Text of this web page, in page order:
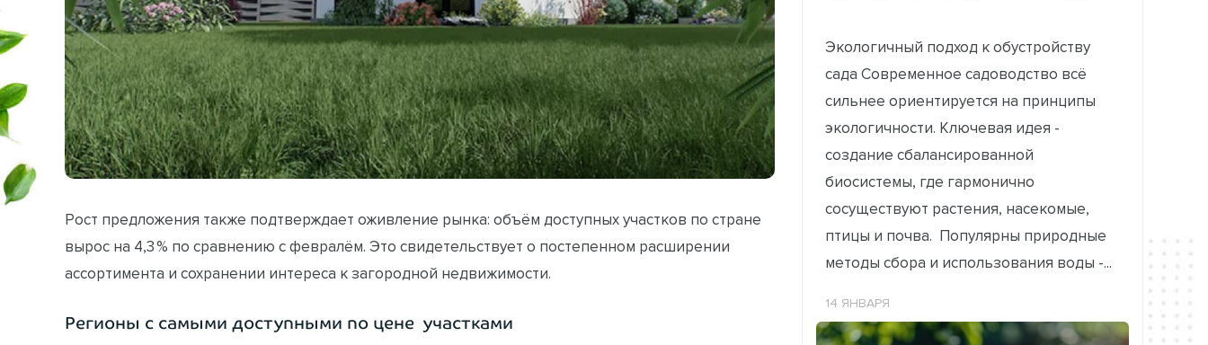
Рост предложения также подтверждает оживление рынка: объём доступных участков по стране
вырос на 4,3 % по сравнению с февралём. Это свидетельствует о постепенном расширении
ассортимента и сохранении интереса к загородной недвижимости.
Регионы с самыми доступными по цене участками
Экологичный подход к обустройству
сада Современное садоводство всё
сильнее ориентируется на принципы
экологичности. Ключевая идея -
создание сбалансированной
биосистемы, где гармонично
сосуществуют растения, насекомые,
птицы и почва. Популярны природные
методы сбора и использования воды -...
14 ЯНВАРЯ